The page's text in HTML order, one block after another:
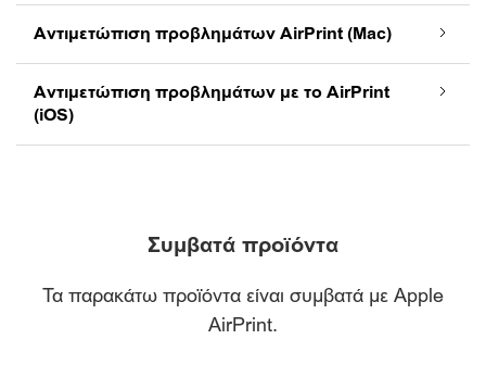
Αντιμετώπιση προβλημάτων AirPrint (Mac)
Αντιμετώπιση προβλημάτων με το AirPrint
(iOS)
Συμβατά προϊόντα
Τα παρακάτω προϊόντα είναι συμβατά με Apple
AirPrint.